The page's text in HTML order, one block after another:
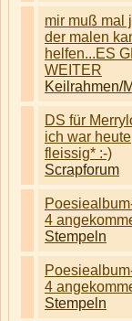
mir muß mal
der malen
helfen...ES
WEITER
Keilrahmen/
DS für
ich war heute
fleissig* :-)
Scrapforum
4
Stempeln
4
Stempeln